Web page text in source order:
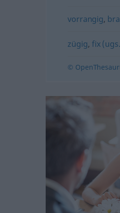
vorrangig,
zügig, fix
©